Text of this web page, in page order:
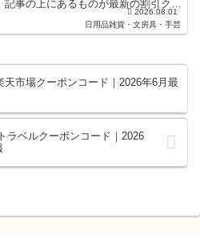
記事の上にあるものが最新の割引クー
2026.08.01
日用品雑貨・文房具・手芸
市場クーポンコード｜2026年6月最
ラベルクーポンコード｜2026